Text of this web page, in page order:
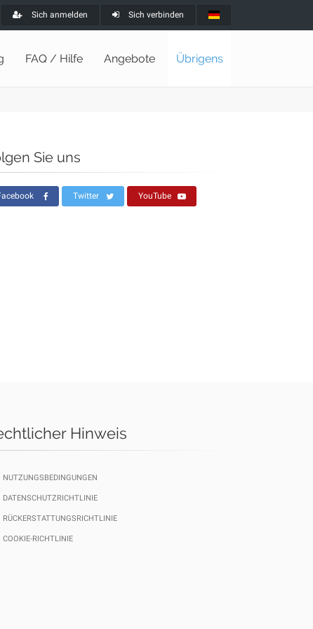
Sich anmelden Sich verbinden
FAQ / Hilfe Angebote Übrigens
Sie uns
Twitter YouTube
Hinweis
NUTZUNGSBEDINGUNGEN
DATENSCHUTZRICHTLINIE
RÜCKERSTATTUNGSRICHTLINIE
COOKIE-RICHTLINIE